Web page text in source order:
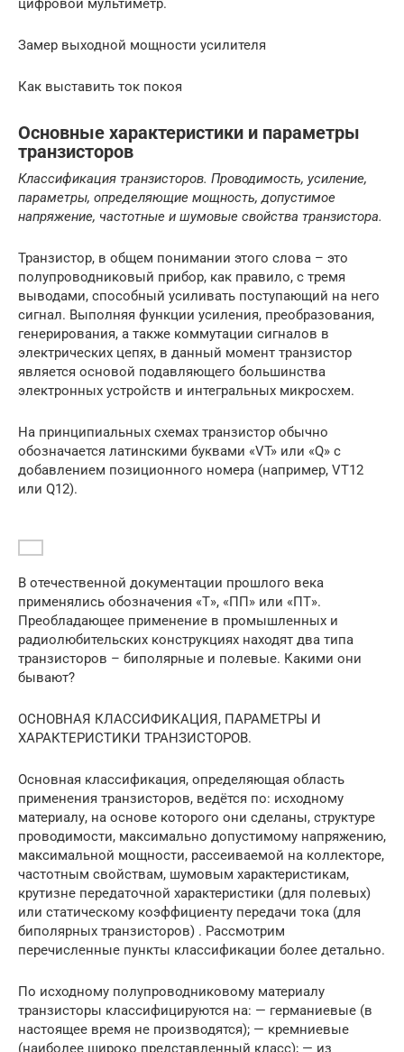
цифровой мультиметр.
Замер выходной мощности усилителя
Как выставить ток покоя
Основные характеристики и параметры
транзисторов
Классификация транзисторов. Проводимость, усиление,
параметры, определяющие мощность, допустимое
напряжение, частотные и шумовые свойства транзистора.
Транзистор, в общем понимании этого слова – это
полупроводниковый прибор, как правило, с тремя
выводами, способный усиливать поступающий на него
сигнал. Выполняя функции усиления, преобразования,
генерирования, а также коммутации сигналов в
электрических цепях, в данный момент транзистор
является основой подавляющего большинства
электронных устройств и интегральных микросхем.
На принципиальных схемах транзистор обычно
обозначается латинскими буквами «VT» или «Q» с
добавлением позиционного номера (например, VT12
или Q12).
В отечественной документации прошлого века
применялись обозначения «Т», «ПП» или «ПТ».
Преобладающее применение в промышленных и
радиолюбительских конструкциях находят два типа
транзисторов – биполярные и полевые. Какими они
бывают?
ОСНОВНАЯ КЛАССИФИКАЦИЯ, ПАРАМЕТРЫ И
ХАРАКТЕРИСТИКИ ТРАНЗИСТОРОВ.
Основная классификация, определяющая область
применения транзисторов, ведётся по: исходному
материалу, на основе которого они сделаны, структуре
проводимости, максимально допустимому напряжению,
максимальной мощности, рассеиваемой на коллекторе,
частотным свойствам, шумовым характеристикам,
крутизне передаточной характеристики (для полевых)
или статическому коэффициенту передачи тока (для
биполярных транзисторов) . Рассмотрим
перечисленные пункты классификации более детально.
По исходному полупроводниковому материалу
транзисторы классифицируются на: — германиевые (в
настоящее время не производятся); — кремниевые
(наиболее широко представленный класс); — из